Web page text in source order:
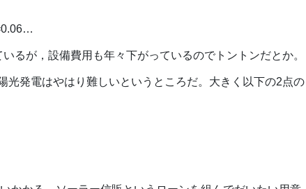
るが，設備費用も年々下がっているのでトントンだとか。
光発電はやはり難しいというところだ。大きく以下の2点の